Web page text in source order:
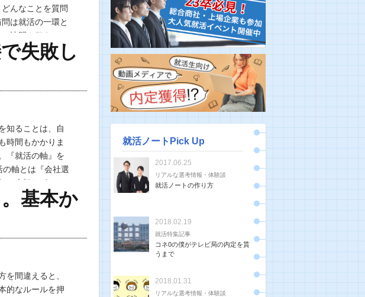
んなことを質問
は就活の一環と
訪問を行うのか
失敗し
知ることは、自
時間もかかりま
『就活の軸』を
軸とは『会社選
る大切なポイン
…
基本か
を間違えると、
的なルールを押
就活ノートPick Up
2017.06.25
リアルな選考情報・体験談
就活ノートの作り方
2018.02.19
就活特集記事
コネ0の僕がテレビ局の内定を貰
うまで
2018.01.31
リアルな選考情報・体験談